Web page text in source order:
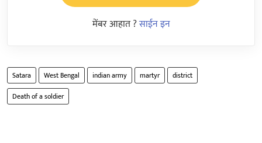
मेंबर आहात ?साईन इन
Satara West Bengal indian army martyr
district
Death of a soldier